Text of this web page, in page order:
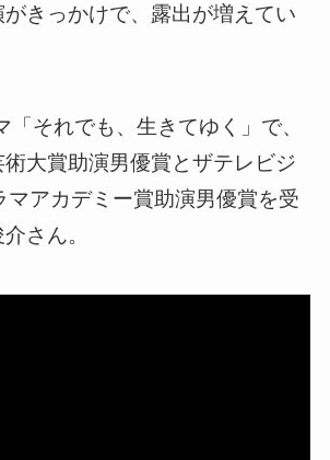
きっかけで、露出が増えてい
「それでも、生きてゆく」で、
術大賞助演男優賞とザテレビジ
マアカデミー賞助演男優賞を受
さん。